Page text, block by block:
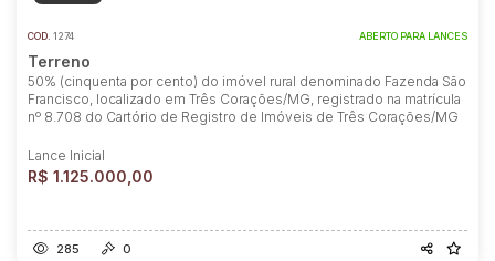
COD. 1274 ABERTO PARA LANCES
Terreno
50% (cinquenta por cento) do imóvel rural denominado Fazenda São
Francisco, localizado em Três Corações/MG, registrado na matrícula
nº 8.708 do Cartório de Registro de Imóveis de Três Corações/MG
Lance Inicial
R$ 1.125.000,00
285 0